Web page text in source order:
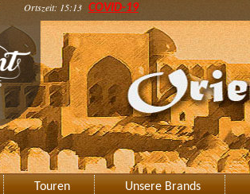
Ortszeit: 15:13 COVID-19
Touren Unsere Brands